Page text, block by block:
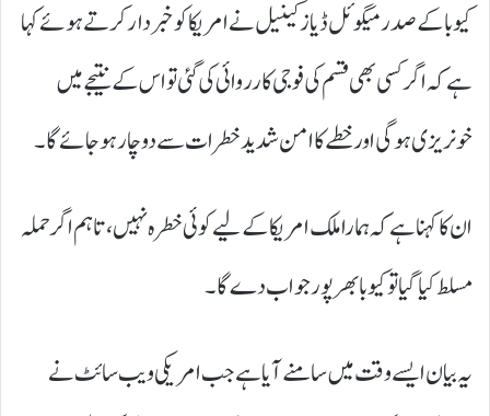
کیوبا کے صدر میگوئل ڈیاز کینیل نے امریکا کو خبردار کرتے ہوئے کہا
ہے کہ اگر کسی بھی قسم کی فوجی کارروائی کی گئی تو اس کے نتیجے میں
خونریزی ہو گی اور خطے کا امن شدید خطرات سے دوچار ہو جائے گا۔
ان کا کہنا ہے کہ ہمارا ملک امریکا کے لیے کوئی خطرہ نہیں، تاہم اگر حملہ
مسلط کیا گیا تو کیوبا بھرپور جواب دے گا۔
یہ بیان ایسے وقت میں سامنے آیا ہے جب امریکی ویب سائٹ نے